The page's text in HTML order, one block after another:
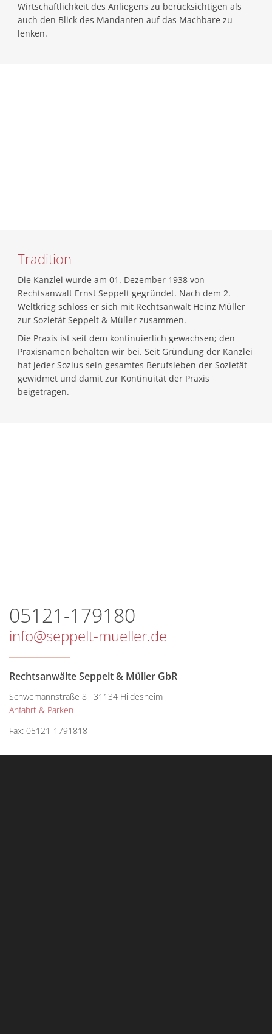
Wirtschaftlichkeit des Anliegens zu berücksichtigen als
auch den Blick des Mandanten auf das Machbare zu
lenken.
Tradition
Die Kanzlei wurde am 01. Dezember 1938 von
Rechtsanwalt Ernst Seppelt gegründet. Nach dem 2.
Weltkrieg schloss er sich mit Rechtsanwalt Heinz Müller
zur Sozietät Seppelt & Müller zusammen.
Die Praxis ist seit dem kontinuierlich gewachsen; den
Praxisnamen behalten wir bei. Seit Gründung der Kanzlei
hat jeder Sozius sein gesamtes Berufsleben der Sozietät
gewidmet und damit zur Kontinuität der Praxis
beigetragen.
05121-179180
info seppelt-mueller.de
Rechtsanwälte Seppelt & Müller GbR
Schwemannstraße 8 · 31134 Hildesheim
Anfahrt & Parken
Fax: 05121-1791818